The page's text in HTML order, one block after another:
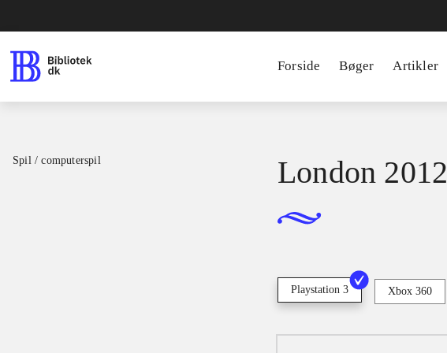
Forside Bøger Artikler
Spil / computerspil London 2012
Playstation 3 Xbox 360